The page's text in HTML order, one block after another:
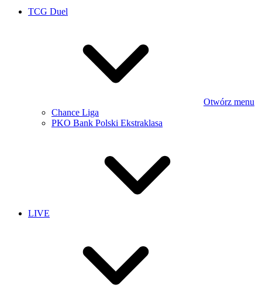
TCG Duel
Otwórz menu
Chance Liga
PKO Bank Polski Ekstraklasa
LIVE